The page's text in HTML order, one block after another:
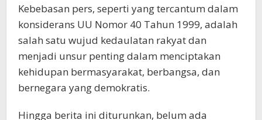
Kebebasan pers, seperti yang tercantum dalam
konsiderans UU Nomor 40 Tahun 1999, adalah
salah satu wujud kedaulatan rakyat dan
menjadi unsur penting dalam menciptakan
kehidupan bermasyarakat, berbangsa, dan
bernegara yang demokratis.
Hingga berita ini diturunkan, belum ada